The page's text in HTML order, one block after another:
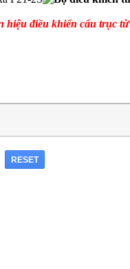
hiệu điều khiển cẩu trục